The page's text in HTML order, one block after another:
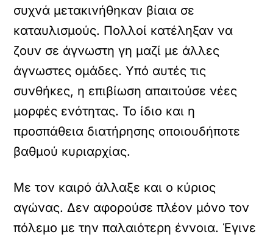
συχνά μετακινήθηκαν βίαια σε
καταυλισμούς. Πολλοί κατέληξαν να
ζουν σε άγνωστη γη μαζί με άλλες
άγνωστες ομάδες. Υπό αυτές τις
συνθήκες, η επιβίωση απαιτούσε νέες
μορφές ενότητας. Το ίδιο και η
προσπάθεια διατήρησης οποιουδήποτε
βαθμού κυριαρχίας.
Με τον καιρό άλλαξε και ο κύριος
αγώνας. Δεν αφορούσε πλέον μόνο τον
πόλεμο με την παλαιότερη έννοια. Έγινε